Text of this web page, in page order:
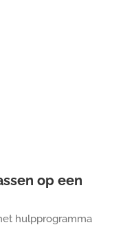
op een
hulpprogramma